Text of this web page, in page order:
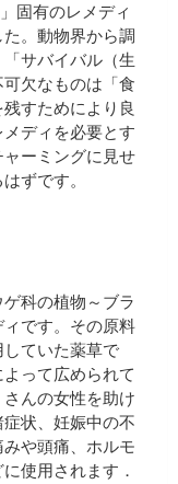
固有のレメディ
。動物界から調
サバイバル（生
欠なものは「食
すためにより良
ディを必要とす
ーミングに見せ
ずです。
科の植物～ブラ
です。その原料
ていた薬草で
って広められて
んの女性を助け
状、妊娠中の不
や頭痛、ホルモ
使用されます．